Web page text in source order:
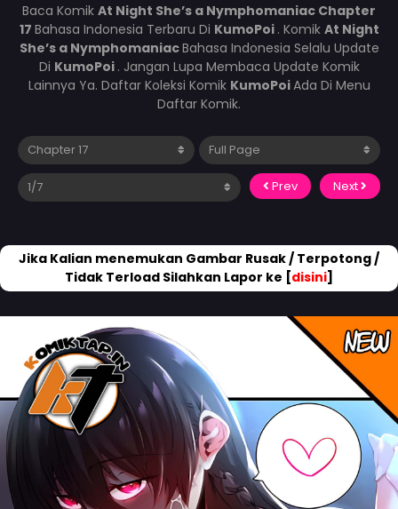
Baca Komik At Night She’s a Nymphomaniac Chapter
17 Bahasa Indonesia Terbaru Di KumoPoi . Komik At Night
She’s a NymphomaniacBahasa Indonesia Selalu Update
Di KumoPoi . Jangan Lupa Membaca Update Komik
Lainnya Ya. Daftar Koleksi Komik KumoPoiAda Di Menu
Daftar Komik.
Prev Next
Jika Kalian menemukan Gambar Rusak / Terpotong /
Tidak Terload Silahkan Lapor ke [disini]